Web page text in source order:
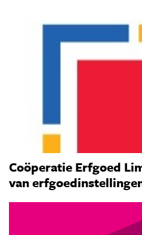
Coöperatie Erfgoed
van